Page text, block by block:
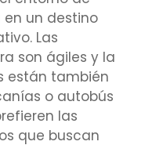
un destino
Las
son ágiles y la
están también
o autobús
las
que buscan